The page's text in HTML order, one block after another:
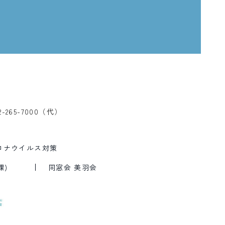
265-7000（代）
ナウイルス対策
)
同窓会 美羽会